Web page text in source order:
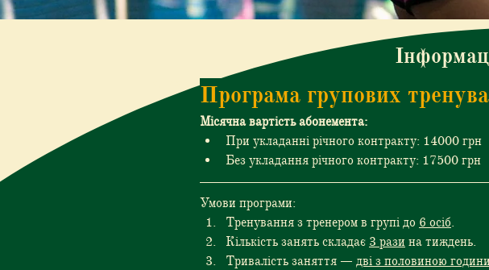
Програма групових
Місячна вартість абонемента:
При укладанні річного контракту: 14000 грн
Без укладання річного контракту: 17500 грн
Умови програми:
Тренування з тренером в групі до 6 осіб.
Кількість занять складає 3 рази на тиждень.
Тривалість заняття — дві з половиною